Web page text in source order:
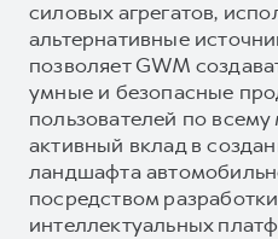
силовых агрегатов,
альтернативные
позволяет GWM
умные и безопасные
пользователей по
активный вклад в
ландшафта
посредством
интеллектуальных